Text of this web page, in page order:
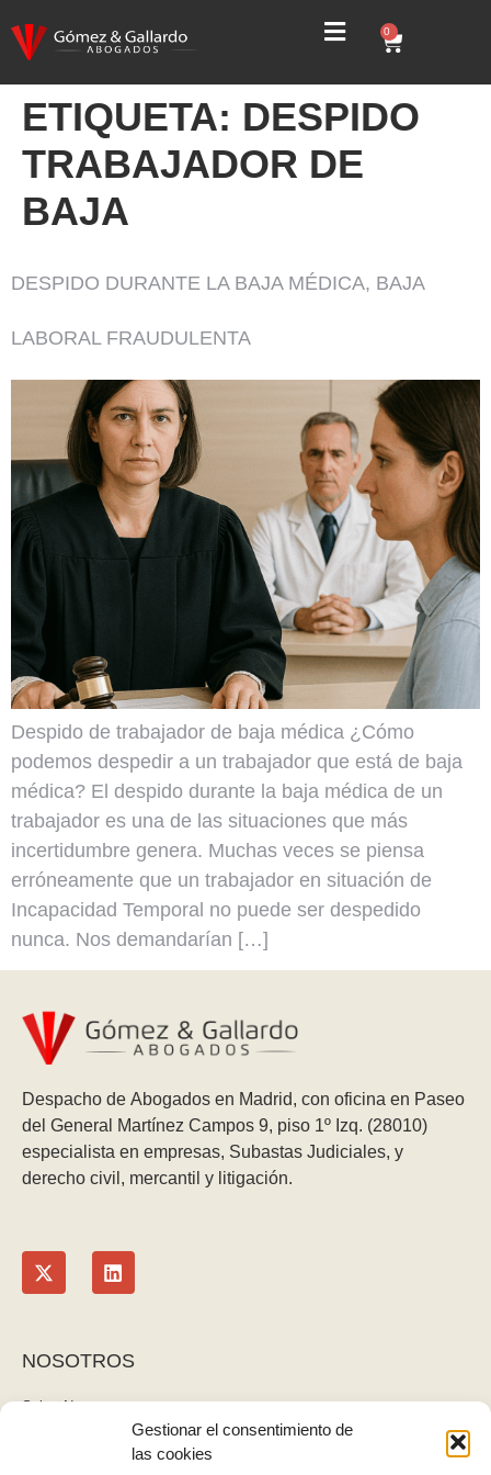
Gestionar el consentimiento de
las cookies
0
ETIQUETA: DESPIDO
TRABAJADOR DE
BAJA
DESPIDO DURANTE LA BAJA MÉDICA, BAJA
LABORAL FRAUDULENTA
Despido de trabajador de baja médica ¿Cómo
podemos despedir a un trabajador que está de baja
médica? El despido durante la baja médica de un
trabajador es una de las situaciones que más
incertidumbre genera. Muchas veces se piensa
erróneamente que un trabajador en situación de
Incapacidad Temporal no puede ser despedido
nunca. Nos demandarían […]
Despacho de Abogados en Madrid, con oficina en Paseo
del General Martínez Campos 9, piso 1º Izq. (28010)
especialista en empresas, Subastas Judiciales, y
derecho civil, mercantil y litigación.
NOSOTROS
Sobre Nosotros